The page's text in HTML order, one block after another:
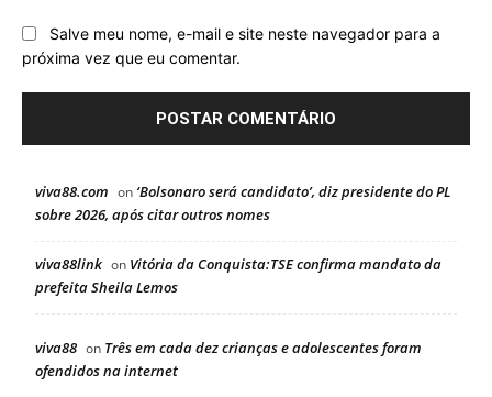
Salve meu nome, e-mail e site neste navegador para a
próxima vez que eu comentar.
viva88.com on ‘Bolsonaro será candidato’, diz presidente do PL
sobre 2026, após citar outros nomes
viva88link on Vitória da Conquista:TSE confirma mandato da
prefeita Sheila Lemos
viva88 on Três em cada dez crianças e adolescentes foram
ofendidos na internet